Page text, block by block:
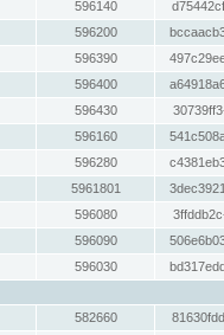
596140
596200
596390
596400
596430
596160
596280
5961801
596080
596090
596030
582660